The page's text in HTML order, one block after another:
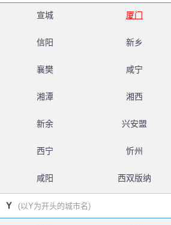
宣城 厦门
信阳 新乡
襄樊 咸宁
湘潭 湘西
新余 兴安盟
西宁 忻州
咸阳 西双版纳
Y (以Y为开头的城市名)